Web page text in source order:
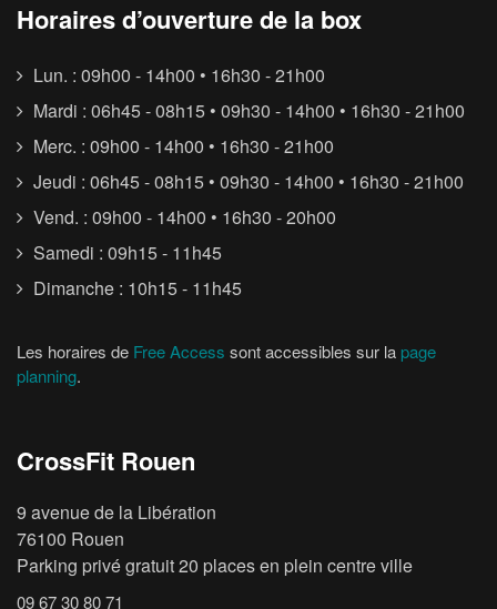
Horaires d’ouverture de la box
Lun. : 09h00 - 14h00 • 16h30 - 21h00
Mardi : 06h45 - 08h15 • 09h30 - 14h00 • 16h30 - 21h00
Merc. : 09h00 - 14h00 • 16h30 - 21h00
Jeudi : 06h45 - 08h15 • 09h30 - 14h00 • 16h30 - 21h00
Vend. : 09h00 - 14h00 • 16h30 - 20h00
Samedi : 09h15 - 11h45
Dimanche : 10h15 - 11h45
Les horaires de Free Access sont accessibles sur la page
planning.
CrossFit Rouen
9 avenue de la Libération
76100 Rouen
Parking privé gratuit 20 places en plein centre ville
09 67 30 80 71